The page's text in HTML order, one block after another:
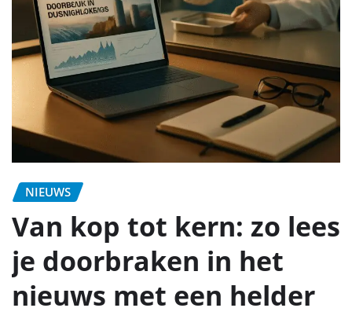
NIEUWS
Van kop tot kern: zo lees
je doorbraken in het
nieuws met een helder